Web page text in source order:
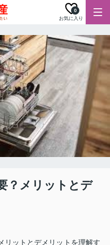
お気に入り
0
？メリットとデ
リットとデメリットを理解す